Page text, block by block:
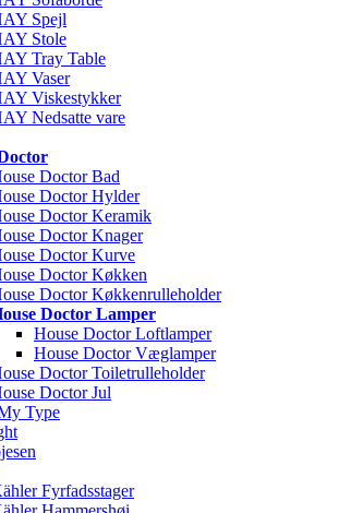
Spejl
Stole
Tray Table
Vaser
Viskestykker
Nedsatte vare
Doctor Bad
Doctor Hylder
Doctor Keramik
Doctor Knager
Doctor Kurve
Doctor Køkken
Doctor Køkkenrulleholder
Doctor Lamper
House Doctor Loftlamper
House Doctor Væglamper
Doctor Toiletrulleholder
Doctor Jul
Type
Fyrfadsstager